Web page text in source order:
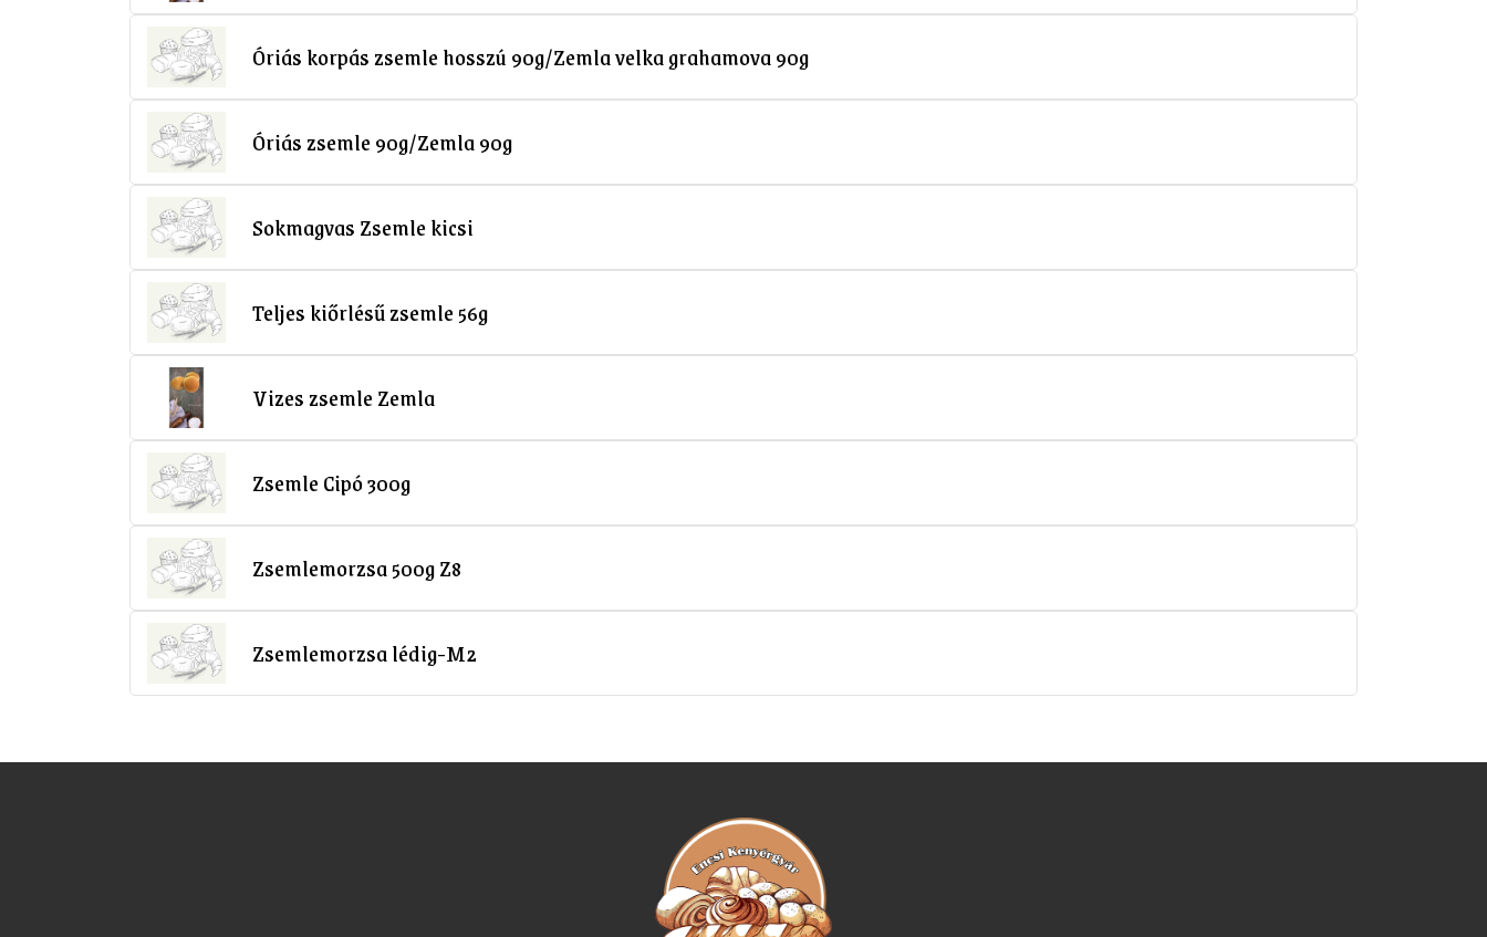
Óriás korpás zsemle hosszú 90g/Zemla velka grahamova 90g
Óriás zsemle 90g/Zemla 90g
Sokmagvas Zsemle kicsi
Teljes kiőrlésű zsemle 56g
Vizes zsemle Zemla
Zsemle Cipó 300g
Zsemlemorzsa 500g Z8
Zsemlemorzsa lédig-M2